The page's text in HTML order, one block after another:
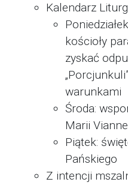
Kalendarz
kościoły
zyskać
warunkami
Środa:
Marii
Piątek:
Z intencji